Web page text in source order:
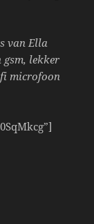
van Ella
gsm, lekker
microfoon